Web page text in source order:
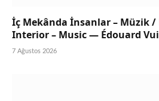
İç Mekânda İnsanlar – Müzik /
Interior – Music — Édouard
7 Ağustos 2026